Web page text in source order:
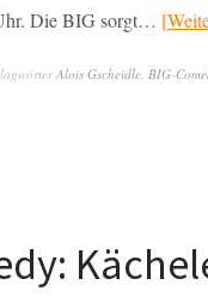
Die BIG sorgt…
Alois Gscheidle BIG-